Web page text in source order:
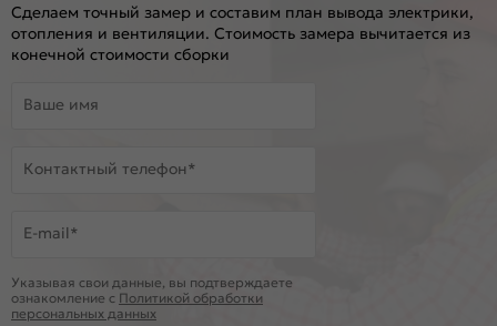
Сделаем точный замер и составим план вывода электрики,
отопления и вентиляции. Стоимость замера вычитается из
конечной стоимости сборки
Ваше имя
Контактный телефон*
E-mail*
Указывая свои данные, вы подтверждаете
ознакомление c Политикой обработки
персональных данных